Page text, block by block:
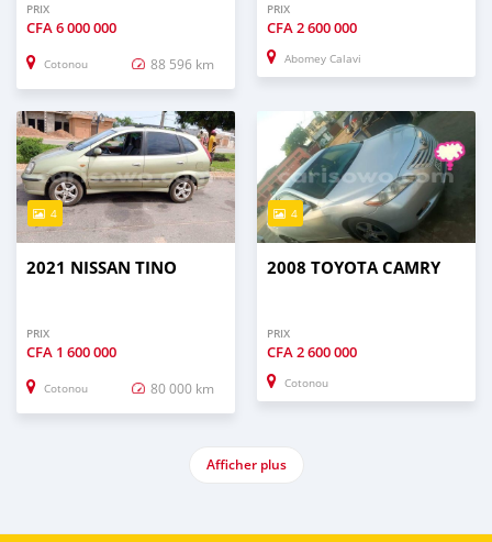
PRIX
CFA 6 000 000
Cotonou 88 596 km
PRIX
CFA 2 600 000
Abomey Calavi
4
2021 NISSAN TINO
PRIX
CFA 1 600 000
Cotonou 80 000 km
4
2008 TOYOTA CAMRY
PRIX
CFA2 600 000
Cotonou
Afficher plus